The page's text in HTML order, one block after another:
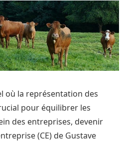
où la représentation des
pour équilibrer les
des entreprises, devenir
(CE) de Gustave